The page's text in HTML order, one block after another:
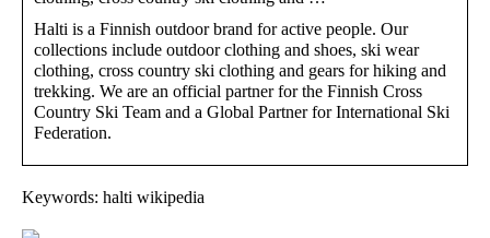
Halti is a Finnish outdoor brand for active people. Our
collections include outdoor clothing and shoes, ski wear
clothing, cross country ski clothing and gears for hiking and
trekking. We are an official partner for the Finnish Cross
Country Ski Team and a Global Partner for International Ski
Federation.
Keywords: halti wikipedia